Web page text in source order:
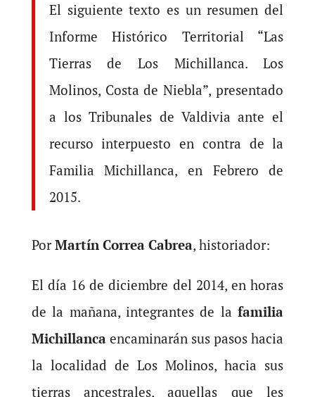
El siguiente texto es un resumen del
Informe Histórico Territorial “Las
Tierras de Los Michillanca. Los
Molinos, Costa de Niebla”, presentado
a los Tribunales de Valdivia ante el
recurso interpuesto en contra de la
Familia Michillanca, en Febrero de
2015.
PorMartín Correa Cabrea, historiador:
El día 16 de diciembre del 2014, en horas
de la mañana, integrantes de lafamilia
Michillancaencaminarán sus pasos hacia
la localidad de Los Molinos, hacia sus
tierras ancestrales, aquellas que les